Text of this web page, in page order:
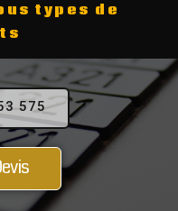
types de
575